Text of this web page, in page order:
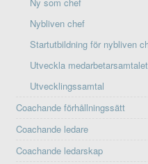
Nybliven chef
Startutbildning för nybliven
Utveckla medarbetarsamtalet
Utvecklingssamtal
Coachande förhållningssätt
Coachande ledare
Coachande ledarskap